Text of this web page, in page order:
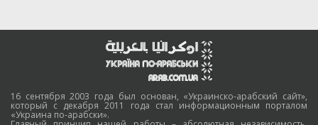
16 сентября 2003 года был основан, «Украинско-арабский сайт»,
который с декабря 2011 года стал информационным порталом
«Украина по-арабски».